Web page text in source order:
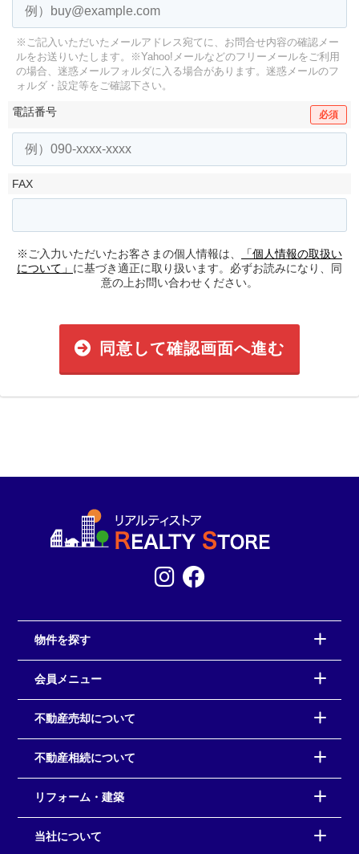
※ご記入いただいたメールアドレス宛てに、お問合せ内容の確認メー
ルをお送りいたします。
※Yahoo!メールなどのフリーメールをご利用
の場合、迷惑メールフォルダに入る場合があります。 迷惑メールのフ
ォルダ・設定等をご確認下さい。
電話番号 必須
FAX
※ご入力いただいたお客さまの個人情報は、
「個人情報の取扱い
について」 に基づき適正に取り扱います。必ずお読みになり、同
意の上お問い合わせください。
同意して確認画面へ進む
物件を探す
会員メニュー
不動産売却について
不動産相続について
リフォーム・建築
当社について